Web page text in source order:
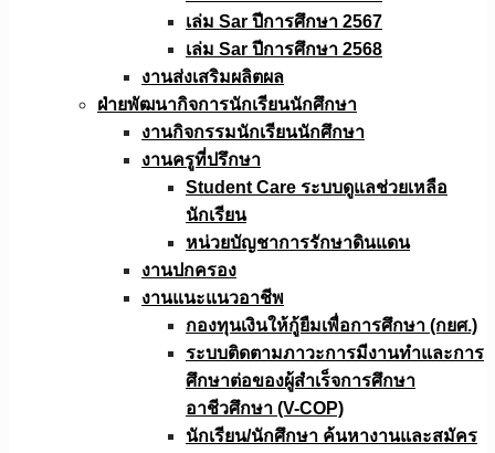
เล่ม Sar ปีการศึกษา 2567
เล่ม Sar ปีการศึกษา 2568
งานส่งเสริมผลิตผล
ฝ่ายพัฒนากิจการนักเรียนนักศึกษา
งานกิจกรรมนักเรียนนักศึกษา
งานครูที่ปรึกษา
Student Care ระบบดูแลช่วยเหลือ
นักเรียน
หน่วยบัญชาการรักษาดินแดน
งานปกครอง
งานแนะแนวอาชีพ
กองทุนเงินให้กู้ยืมเพื่อการศึกษา (กยศ.)
ระบบติดตามภาวะการมีงานทำและการ
ศึกษาต่อของผู้สำเร็จการศึกษา
อาชีวศึกษา (V-COP)
นักเรียน/นักศึกษา ค้นหางานและสมัคร